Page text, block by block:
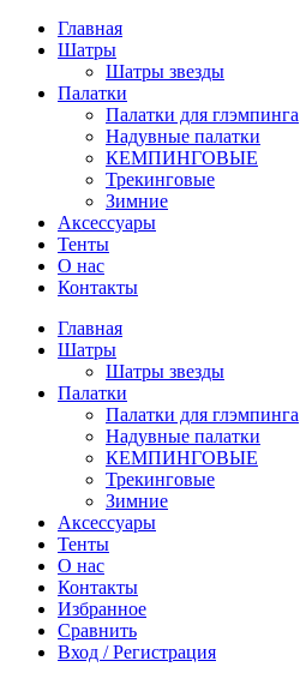
Главная
Шатры
Шатры звезды
Палатки
Палатки для глэмпинга
Надувные палатки
КЕМПИНГОВЫЕ
Трекинговые
Зимние
Аксессуары
Тенты
О нас
Контакты
Главная
Шатры
Шатры звезды
Палатки
Палатки для глэмпинга
Надувные палатки
КЕМПИНГОВЫЕ
Трекинговые
Зимние
Аксессуары
Тенты
О нас
Контакты
Избранное
Сравнить
Вход / Регистрация